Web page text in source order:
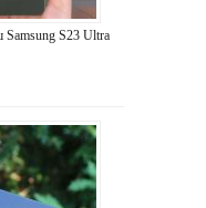
Samsung S23 Ultra